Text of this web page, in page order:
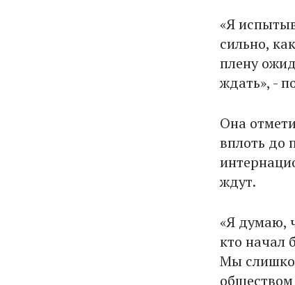
«Я
сильно,
плену
ждать», -
Она
вплоть до
ждут.
«Я думаю,
кто начал
Мы
обществом